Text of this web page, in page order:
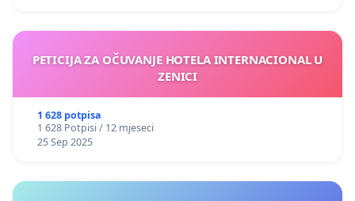
PETICIJA ZA OČUVANJE HOTELA INTERNACIONAL U
ZENICI
1 628 potpisa
1 628 Potpisi / 12 mjeseci
25 Sep 2025